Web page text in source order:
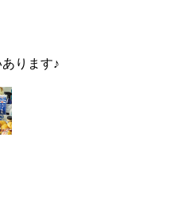
ります♪